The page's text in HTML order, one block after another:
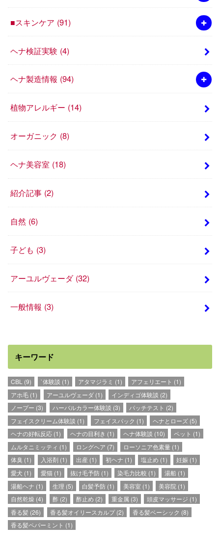
■スキンケア (91)
ヘナ検証実験 (4)
ヘナ製造情報 (94)
植物アレルギー (14)
オーガニック (8)
ヘナ美容室 (18)
紹介記事 (2)
自然 (6)
子ども (3)
アーユルヴェーダ (32)
一般情報 (3)
キーワード
CBL (9) `体験談 (1) アタマジラミ (1) アフェリエート (1)
アホ毛 (1) アーユルヴェーダ(1) インディゴ体験談 (2)
ノープー (3) ハーバルカラー体験談 (3) パッチテスト (2)
フェイスクリーム体験談 (1) フェイスパック (1) ヘナとローズ(5)
ヘナの好転反応 (1) ヘナの目利き (1) ヘナ体験談 (10) ペット (1)
ムルタニミッティ (1) ロングヘア (7) ローソニア色素量(1)
体臭 (1) 入浴剤(1) 出産(1) 初ヘナ (1) 塩止め (1) 妊娠 (1)
愛犬 (1) 愛猫(1) 抜け毛予防(1) 染毛力比較 (1) 湯船 (1)
湯船ヘナ (1) 生理 (5) 白髪予防(1) 美容室 (1) 美容院 (1)
自然乾燥 (4) 酢(2) 酢止め (2) 重金属 (3) 頭皮マッサージ (1)
香る髪 (26) 香る髪オイリースカルプ(2) 香る髪ベーシック (8)
香る髪ペパーミント (1)